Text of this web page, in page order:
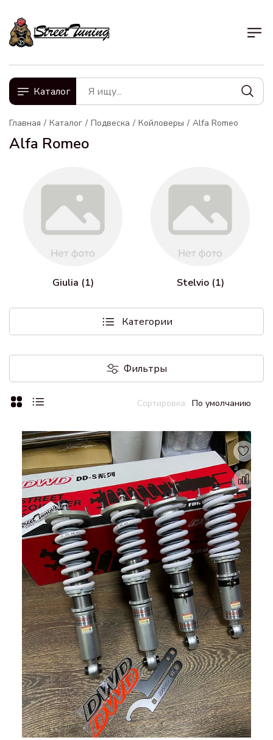
Каталог
Главная Каталог Подвеска Койловеры Alfa Romeo
Alfa Romeo
Giulia (1) Stelvio (1)
Категории
Фильтры
По умолчанию